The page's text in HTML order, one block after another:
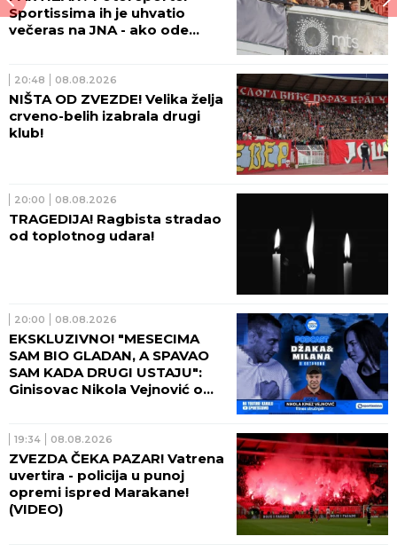
Sportissima ih je uhvatio
večeras na JNA - ako ode
(FOTO)
20:48 08.08.2026
NIŠTA OD ZVEZDE! Velika želja
crveno-belih izabrala drugi
klub!
20:00 08.08.2026
TRAGEDIJA! Ragbista stradao
od toplotnog udara!
20:00 08.08.2026
EKSKLUZIVNO! "MESECIMA
SAM BIO GLADAN, A SPAVAO
SAM KADA DRUGI USTAJU":
Ginisovac Nikola Vejnović o
19:34 08.08.2026
ZVEZDA ČEKA PAZAR! Vatrena
uvertira - policija u punoj
opremi ispred Marakane!
(VIDEO)